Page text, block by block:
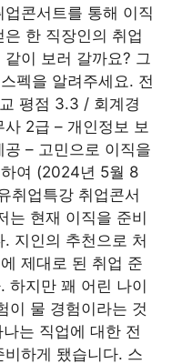
콘서트를 통해 이직
한 직장인의 취업
이 보러 갈까요? 그
펙을 알려주세요. 전
평점 3.3 / 회계경
2급 – 개인정보 보
– 고민으로 이직을
여 (2024년 5월 8
업특강 취업콘서
는 현재 이직을 준비
지인의 추천으로 처
제대로 된 취업 준
하지만 꽤 어린 나이
이 물 경험이라는 것
는 직업에 대한 전
하게 됐습니다. 스